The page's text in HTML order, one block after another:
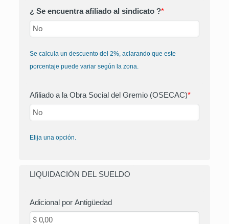
¿ Se encuentra afiliado al sindicato ?*
Se calcula un descuento del 2%, aclarando que este
porcentaje puede variar según la zona.
Afiliado a la Obra Social del Gremio (OSECAC)*
Elija una opción.
LIQUIDACIÓN DEL SUELDO
Adicional por Antigüedad